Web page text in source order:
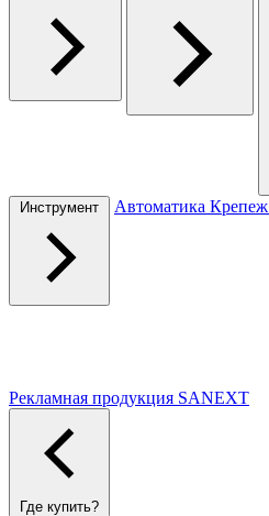
Инструмент Автоматика Крепеж
Рекламная продукция SANEXT
Где купить?